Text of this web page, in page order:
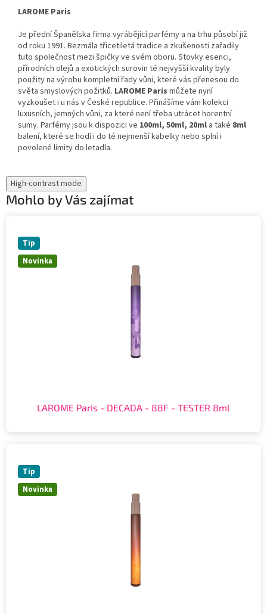
LAROME Paris
Je přední Španělska firma vyrábějící parfémy a na trhu působí již
od roku 1991. Bezmála třicetiletá tradice a zkušenosti zařadily
tuto společnost mezi špičky ve svém oboru. Stovky esenci,
přírodních olejů a exotických surovin té nejvyšší kvality byly
použity na výrobu kompletní řady vůni, které vás přenesou do
světa smyslových požitků. LAROME Paris můžete nyní
vyzkoušet i u nás v České republice. Přinášíme vám kolekci
luxusních, jemných vůni, za které není třeba utrácet horentní
sumy. Parfémy jsou k dispozici ve 100ml, 50ml, 20ml a také 8ml
balení, které se hodí i do té nejmenší kabelky nebo splní i
povolené limity do letadla.
High-contrast mode
Mohlo by Vás zajímat
Novinka
Tip
LAROME Paris - DECADA - 88F - TESTER 8ml
Novinka
Tip